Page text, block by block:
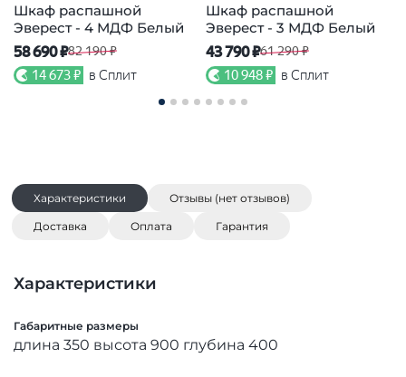
Шкаф распашной
Эверест - 4 МДФ Белый
58 690 ₽82 190 ₽
14 673 ₽ в Сплит
Шкаф распашной
Эверест - 3 МДФ Белый
43 790 ₽61 290 ₽
10 948 ₽ в Сплит
Характеристики Отзывы (нет отзывов)
Доставка Оплата Гарантия
Характеристики
Габаритные размеры
длина 350 высота 900 глубина 400